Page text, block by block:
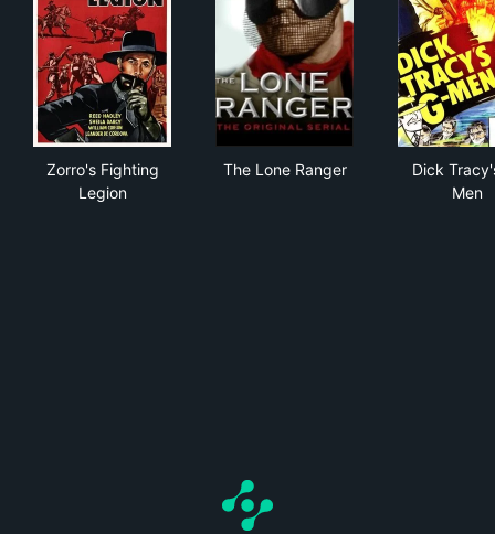
Zorro's Fighting
Legion
The Lone Ranger
Dick
Men